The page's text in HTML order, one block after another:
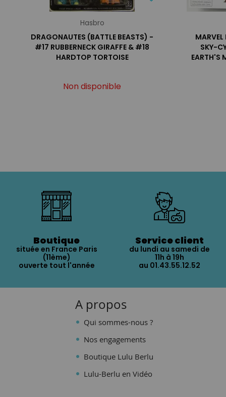
Hasbro
DRAGONAUTES (BATTLE BEASTS) -
#17 RUBBERNECK GIRAFFE & #18
HARDTOP TORTOISE
Non disponible
MARVEL
SKY-
EARTH'S
Boutique
située en France Paris
(11ème)
ouverte tout l'année
Service client
du lundi au samedi de
11h à 19h
au 01.43.55.12.52
A propos
Qui sommes-nous ?
Nos engagements
Boutique Lulu Berlu
Lulu-Berlu en Vidéo